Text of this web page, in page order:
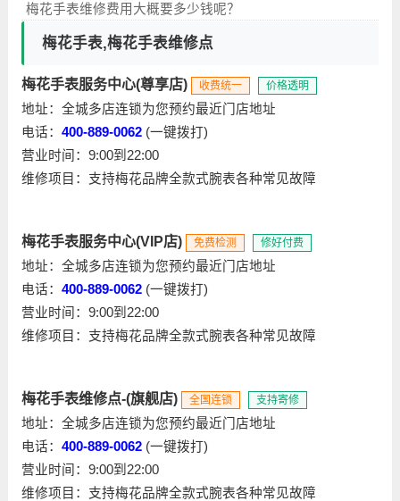
梅花手表维修费用大概要多少钱呢？
梅花手表,梅花手表维修点
梅花手表服务中心(尊享店) 收费统一 价格透明
地址：全城多店连锁为您预约最近门店地址
电话： 400-889-0062(一键拨打)
营业时间：9:00到22:00
维修项目：支持梅花品牌全款式腕表各种常见故障
梅花手表服务中心(VIP店) 免费检测 修好付费
地址：全城多店连锁为您预约最近门店地址
电话： 400-889-0062(一键拨打)
营业时间：9:00到22:00
维修项目：支持梅花品牌全款式腕表各种常见故障
梅花手表维修点-(旗舰店) 全国连锁 支持寄修
地址：全城多店连锁为您预约最近门店地址
电话： 400-889-0062(一键拨打)
营业时间：9:00到22:00
维修项目：支持梅花品牌全款式腕表各种常见故障